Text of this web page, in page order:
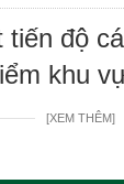
tiến độ
khu
[XEM THÊM]